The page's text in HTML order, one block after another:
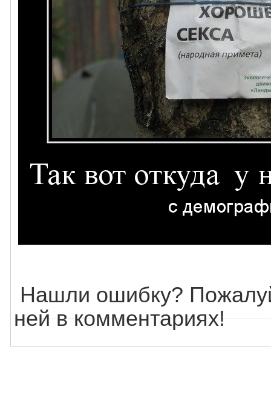
Нашли ошибку?
ней в комментариях!